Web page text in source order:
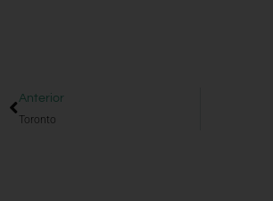
Anterior
Toronto